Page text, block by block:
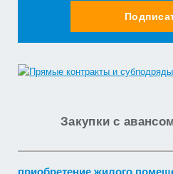
Закупки с